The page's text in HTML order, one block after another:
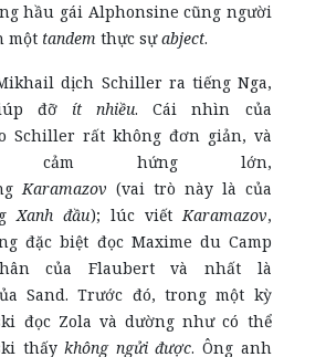
hầu gái Alphonsine cũng người
một tandem thực sựabject.
dịch Schiller ra tiếng Nga,
đỡ ít nhiều. Cái nhìn của
Schiller rất không đơn giản, và
hứng lớn,
Karamazov (vai trò này là của
Xanh đầu); lúc viếtKaramazov,
đặc biệt đọc Maxime du Camp
của Flaubert và nhất là
Sand. Trước đó, trong một kỳ
đọc Zola và dường như có thể
thấykhông ngửi được. Ông anh